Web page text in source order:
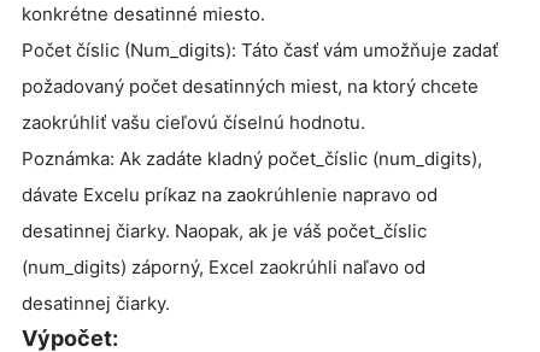
konkrétne desatinné miesto.
Počet číslic (Num_digits): Táto časť vám umožňuje zadať
požadovaný počet desatinných miest, na ktorý chcete
zaokrúhliť vašu cieľovú číselnú hodnotu.
Poznámka: Ak zadáte kladný počet_číslic (num_digits),
dávate Excelu príkaz na zaokrúhlenie napravo od
desatinnej čiarky. Naopak, ak je váš počet_číslic
(num_digits) záporný, Excel zaokrúhli naľavo od
desatinnej čiarky.
Výpočet: